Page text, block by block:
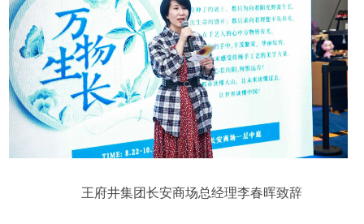
王府井集团长安商场总经理李春晖致辞